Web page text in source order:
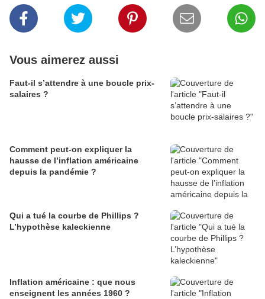
Vous aimerez aussi
Faut-il s’attendre à une boucle prix-
salaires ?
Comment peut-on expliquer la
hausse de l’inflation américaine
depuis la pandémie ?
Qui a tué la courbe de Phillips ?
L’hypothèse kaleckienne
Inflation américaine : que nous
enseignent les années 1960 ?